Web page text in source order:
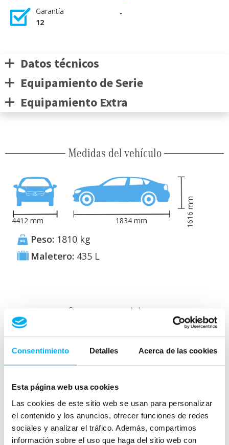
Consentimiento Detalles Acerca de las cookies
Esta página web usa cookies
Las cookies de este sitio web se usan para personalizar
el contenido y los anuncios, ofrecer funciones de redes
sociales y analizar el tráfico. Además, compartimos
información sobre el uso que haga del sitio web con
Garantía
12
-
Datos técnicos
Equipamiento de Serie
Equipamiento Extra
Medidas del vehículo
1616
mm
4412mm 1834 mm
Peso: 1810 kg
Maletero: 435 L
Consumo y emisiones
- L/100
URBANO
- L/100
EXTRAURBANO